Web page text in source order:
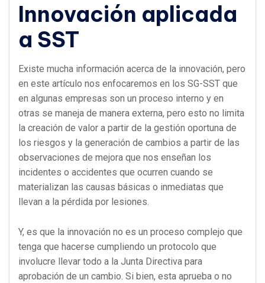
Innovación aplicada
a SST
Existe mucha información acerca de la innovación, pero
en este artículo nos enfocaremos en los SG-SST que
en algunas empresas son un proceso interno y en
otras se maneja de manera externa, pero esto no limita
la creación de valor a partir de la gestión oportuna de
los riesgos y la generación de cambios a partir de las
observaciones de mejora que nos enseñan los
incidentes o accidentes que ocurren cuando se
materializan las causas básicas o inmediatas que
llevan a la pérdida por lesiones.
Y, es que la innovación no es un proceso complejo que
tenga que hacerse cumpliendo un protocolo que
involucre llevar todo a la Junta Directiva para
aprobación de un cambio. Si bien, esta aprueba o no